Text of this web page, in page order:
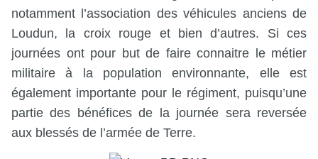
notamment l’association des véhicules anciens de
Loudun, la croix rouge et bien d’autres. Si ces
journées ont pour but de faire connaitre le métier
militaire à la population environnante, elle est
également importante pour le régiment, puisqu’une
partie des bénéfices de la journée sera reversée
aux blessés de l’armée de Terre.